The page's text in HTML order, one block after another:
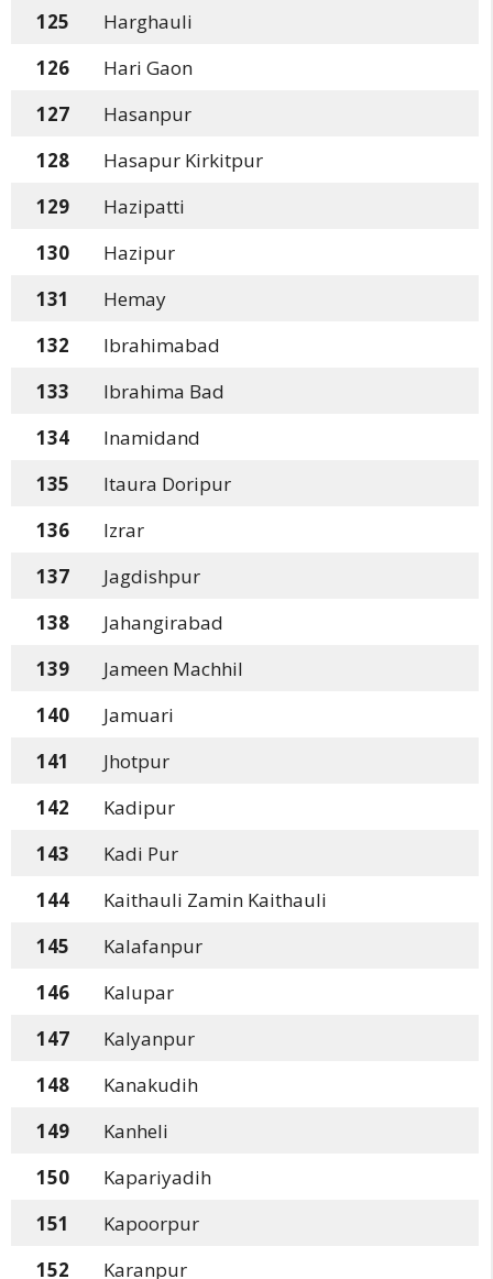
125
Harghauli
126
Hari Gaon
127
Hasanpur
128
Hasapur Kirkitpur
129
Hazipatti
130
Hazipur
131
Hemay
132
Ibrahimabad
133
Ibrahima Bad
134
Inamidand
135
Itaura Doripur
136
Izrar
137
Jagdishpur
138
Jahangirabad
139
Jameen Machhil
140
Jamuari
141
Jhotpur
142
Kadipur
143
Kadi Pur
144
Kaithauli Zamin Kaithauli
145
Kalafanpur
146
Kalupar
147
Kalyanpur
148
Kanakudih
149
Kanheli
150
Kapariyadih
151
Kapoorpur
152
Karanpur